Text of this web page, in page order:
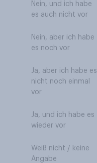
Nein, und ich habe
es auch nicht vor
Nein, aber ich habe
es noch vor
Ja, aber ich habe es
nicht noch einmal
vor
Ja, und ich habe es
wieder vor
Weiß nicht / keine
Angabe